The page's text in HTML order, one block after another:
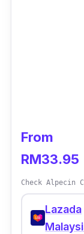
From
RM33.95
Check Alpecin
Lazada